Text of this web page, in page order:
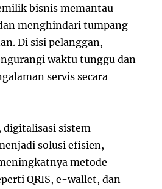
bisnis memantau
menghindari tumpang
Di sisi pelanggan,
waktu tunggu dan
servis secara
digitalisasi sistem
solusi efisien,
metode
QRIS, e-wallet, dan